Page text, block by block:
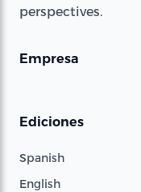
perspectives.
Empresa
Ediciones
Spanish
English